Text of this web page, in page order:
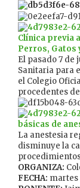
Clínica previa
Perros, Gatos
El pasado 7 de
Sanitaria para
el Colegio
procedentes
básicas de
La anestesia
disminuye la
ORGANIZA:
FECHA: martes